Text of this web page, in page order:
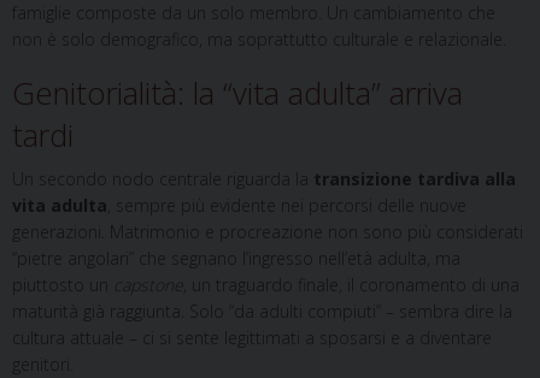
famiglie composte da un solo membro. Un cambiamento che
non è solo demografico, ma soprattutto culturale e relazionale.
Genitorialità: la “vita adulta” arriva
tardi
Un secondo nodo centrale riguarda la transizione tardiva alla
vita adulta , sempre più evidente nei percorsi delle nuove
generazioni. Matrimonio e procreazione non sono più considerati
“pietre angolari” che segnano l’ingresso nell’età adulta, ma
piuttosto un
, un traguardo finale, il coronamento di una
maturità già raggiunta. Solo “da adulti compiuti” – sembra dire la
cultura attuale – ci si sente legittimati a sposarsi e a diventare
genitori.